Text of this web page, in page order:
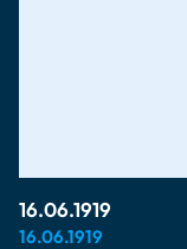
16.06.1919
16.06.1919